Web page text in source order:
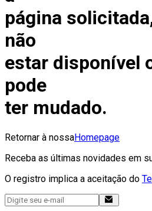
página
não
estar disponível
pode
ter mudado.
Retornar à nossaHomepage
Receba as últimas novidades em
O registro implica a aceitação do